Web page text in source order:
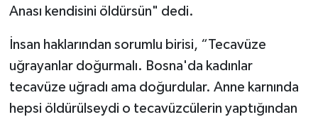
Anası kendisini öldürsün" dedi.
İnsan haklarından sorumlu birisi, “Tecavüze
uğrayanlar doğurmalı. Bosna'da kadınlar
tecavüze uğradı ama doğurdular. Anne karnında
hepsi öldürülseydi o tecavüzcülerin yaptığından